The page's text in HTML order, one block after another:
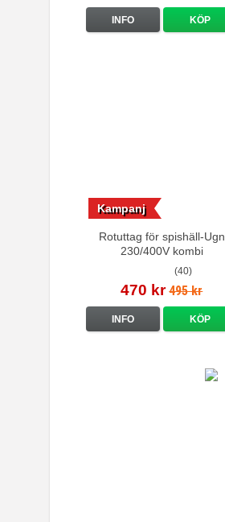
INFO KÖP
Rotuttag för spishäll-Ugn
230/400V kombi
(40)
Kampanj
470 kr 495 kr
INFO KÖP